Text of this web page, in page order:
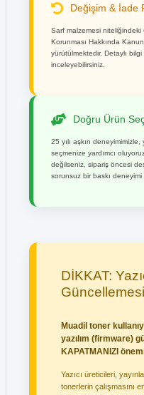
Değişim & İade
Sarf malzemesi
Korunması Hakkında
yürütülmektedir. Detaylı
inceleyebilirsiniz.
Doğru Ürün
25 yılı aşkın
seçmenize yardımcı
değilseniz, sipariş öncesi
sorunsuz bir baskı deneyimi
DİKKAT:
Güncellemesi
Muadil toner
yazılım (firmware)
KAPATMANIZI
Yazıcı üreticileri,
tonerlerin çalışmasını